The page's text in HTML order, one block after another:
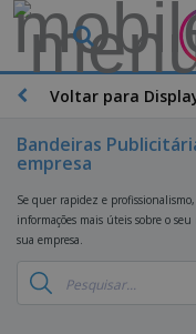
Voltar para
Bandeiras
empresa
Se quer rapidez e
informações mais úteis sobre o
sua empresa.